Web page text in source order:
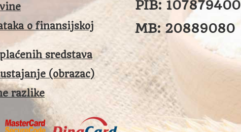
o finansijskoj
sredstava
(obrazac)
razlike
PIB: 107879400
MB: 20889080